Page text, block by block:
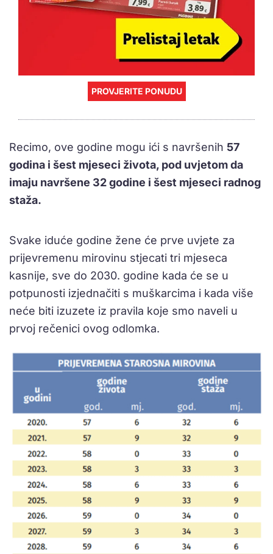
PROVJERITE PONUDU
Recimo, ove godine mogu ići s navršenih 57
godina i šest mjeseci života, pod uvjetom da
imaju navršene 32 godine i šest mjeseci radnog
staža.
Svake iduće godine žene će prve uvjete za
prijevremenu mirovinu stjecati tri mjeseca
kasnije, sve do 2030. godine kada će se u
potpunosti izjednačiti s muškarcima i kada više
neće biti izuzete iz pravila koje smo naveli u
prvoj rečenici ovog odlomka.